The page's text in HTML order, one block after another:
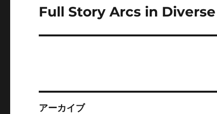
ン
の
投
稿:
Full Story Arcs in
アーカイブ